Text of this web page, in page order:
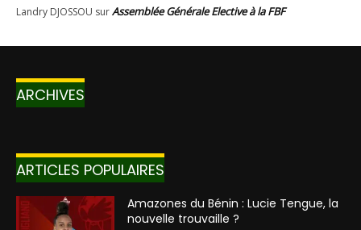
ARCHIVES
ARTICLES POPULAIRES
Amazones du Bénin : Lucie Tengue, la
nouvelle trouvaille ?